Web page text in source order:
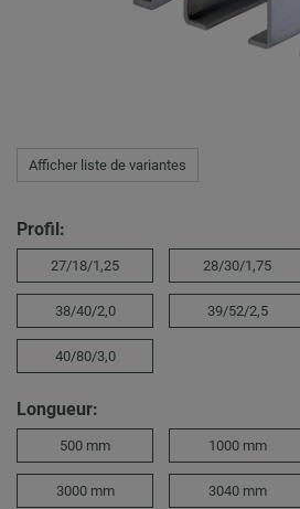
Afficher liste de variantes
Profil:
27/18/1,25 28/30/1,75
38/40/2,0 39/52/2,5
40/80/3,0
Longueur:
500 mm 1000 mm
3000 mm 3040 mm